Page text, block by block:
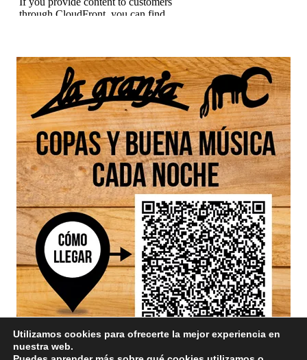
Utilizamos cookies para ofrecerte la mejor experiencia en
nuestra web.